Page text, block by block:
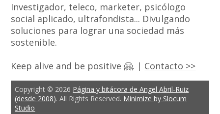
Investigador, teleco, marketer, psicólogo
social aplicado, ultrafondista... Divulgando
soluciones para lograr una sociedad más
sostenible.
Keep alive and be positive 🤗. | Contacto >>
Copyright © 2026 Página y bitácora de Angel Abril-Ruiz
(desde 2008). All Rights Reserved. Minimize by Slocum
Studio